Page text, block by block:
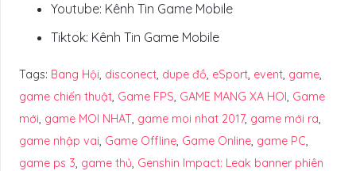
Youtube: Kênh Tin Game Mobile
Tiktok: Kênh Tin Game Mobile
Tags: Bang Hội, disconect, dupe đồ, eSport, event, game,
game chiến thuật, Game FPS, GAME MANG XA HOI, Game
mới, game MOI NHAT, game moi nhat 2017, game mới ra,
game nhập vai, Game Offline, Game Online, game PC,
game ps 3, game thủ, Genshin Impact: Leak banner phiên